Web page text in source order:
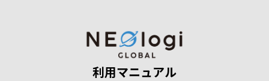
利用マニュアル